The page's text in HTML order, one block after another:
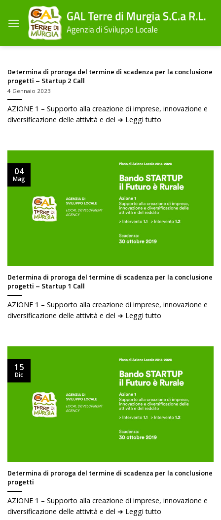
contenuti
Determina di proroga del termine di scadenza per la conclusione
progetti – Startup 2 Call
4 Gennaio 2023
AZIONE 1 – Supporto alla creazione di imprese, innovazione e
diversificazione delle attività e del ➜ Leggi tutto
Determina di proroga del termine di scadenza per la conclusione
progetti – Startup 1 Call
AZIONE 1 – Supporto alla creazione di imprese, innovazione e
diversificazione delle attività e del ➜ Leggi tutto
04
Mag
Determina di proroga del termine di scadenza per la conclusione
progetti
AZIONE 1 – Supporto alla creazione di imprese, innovazione e
diversificazione delle attività e del ➜ Leggi tutto
15
Dic